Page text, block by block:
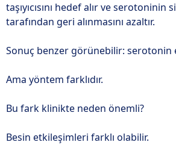
taşıyıcısını hedef alır ve serotoninin
tarafından geri alınmasını azaltır.
Sonuç benzer görünebilir: serotonin
Ama yöntem farklıdır.
Bu fark klinikte neden önemli?
Besin etkileşimleri farklı olabilir.